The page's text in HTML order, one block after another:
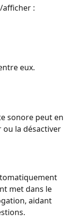
afficher :
eux.
sonore peut en
ou la désactiver
met dans le
aidant